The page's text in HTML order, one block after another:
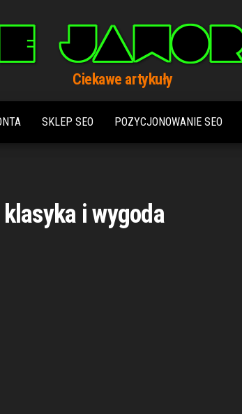
Ciekawe artykuły
SKLEP SEO POZYCJONOWANIE SEO
i wygoda